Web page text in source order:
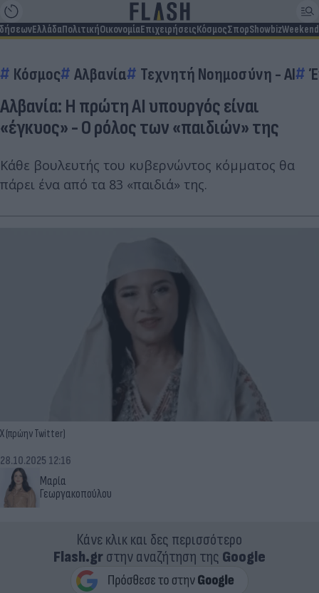
ΕλλάδαΠολιτικήΟικονομίαΕπιχειρήσειςΚόσμοςΣπορShowbizWeekend
Κόσμος Αλβανία Τεχνητή Νοημοσύνη - AI
Αλβανία: Η πρώτη AI υπουργός είναι
«έγκυος» - Ο ρόλος των «παιδιών» της
Κάθε βουλευτής του κυβερνώντος κόμματος θα
πάρει ένα από τα 83 «παιδιά» της.
Χ (πρώην Twitter)
Μαρία
Γεωργακοπούλου
28.10.2025 12:16
Κάνε κλικ και δες περισσότερο
Flash.grστην αναζήτηση της Google